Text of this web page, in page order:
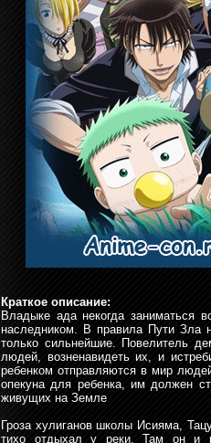
Краткое описание:
Владыке ада некогда заниматься
наследником. В правила Пути Зла
только сильнейшие. Повелитель
людей, возненавидеть их, и
ребенком отправляются в мир
опекуна для ребенка, им должен
живущих на Земле
Гроза хулиганов школы Исияма,
тихо отдыхал у реки. Там он и